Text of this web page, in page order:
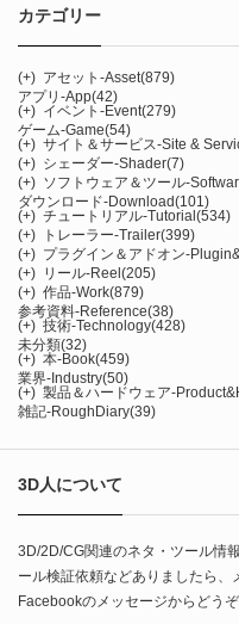
カテゴリー
(+) アセット-Asset(879)
アプリ-App(42)
(+) イベント-Event(279)
ゲーム-Game(54)
(+) サイト＆サービス-Site &
(+) シェーダー-Shader(7)
(+) ソフトウェア＆ツール-
ダウンロード-Download(101)
(+) チュートリアル-Tutorial (534)
(+)
トレーラー-Trailer(399)
(+) プラグイン＆アドオン-
(+) リール-Reel (205)
(+) 作品-Work(879)
参考資料-Reference(38)
(+) 技術-Technology(428)
未分類(32)
(+) 本-Book(459)
業界-Industry(50)
(+) 製品＆ハードウェア-
雑記-RoughDiary(39)
3D人について
3D/2D/CG関連のネタ・ツール情
ール検証依頼などありましたら
Facebookのメッセージからどうぞ